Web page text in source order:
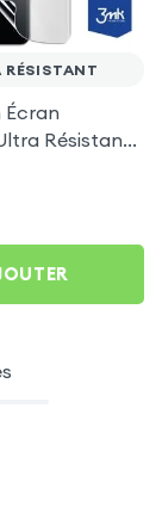
RÉSISTANT
Résistant